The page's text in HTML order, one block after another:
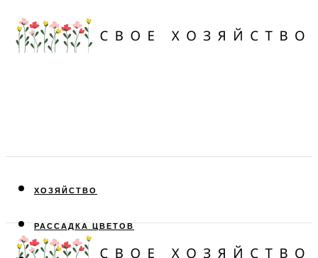
ХОЗЯЙСТВО
РАССАДКА ЦВЕТОВ